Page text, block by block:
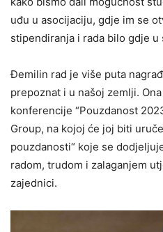
uđu u asocijaciju, gdje im se
stipendiranja i rada bilo gdje u
Đemilin rad je više puta
prepoznat i u našoj zemlji.
konferencije “Pouzdanost
Group, na kojoj će joj biti
pouzdanosti“ koje se
radom, trudom i zalaganjem
zajednici.